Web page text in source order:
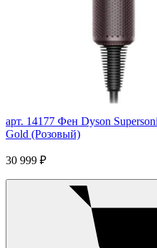
арт. 14177 Фен Dyson
Gold (Розовый)
30 999 ₽